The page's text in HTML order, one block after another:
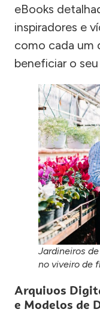
eBooks
inspiradores e
como cada um
beneficiar o
Jardineiros
no viveiro de
Arquivos
e Modelos de